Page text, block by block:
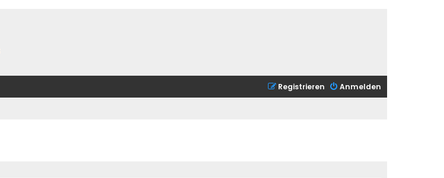
Anmelden
Registrieren